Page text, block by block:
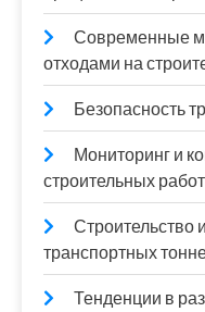
Современные
отходами на
Безопасность
Мониторинг и
строительных работ
Строительство
транспортных
Тенденции в